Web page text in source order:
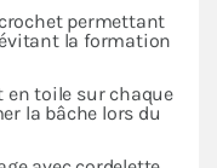
permettant
la formation
toile sur chaque
la bâche lors du